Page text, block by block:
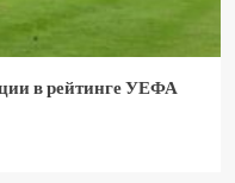
в рейтинге УЕФА